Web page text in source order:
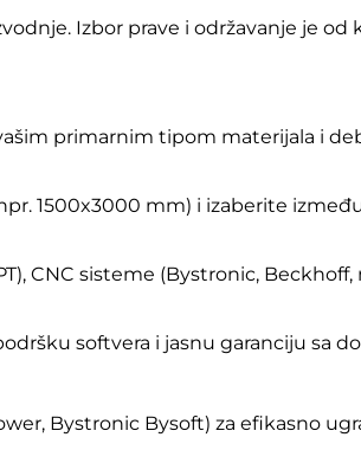
Izbor prave i održavanje je
primarnim tipom materijala i
1500x3000 mm) i izaberite
CNC sisteme (Bystronic,
softvera i jasnu garanciju sa
Bystronic Bysoft) za efikasno